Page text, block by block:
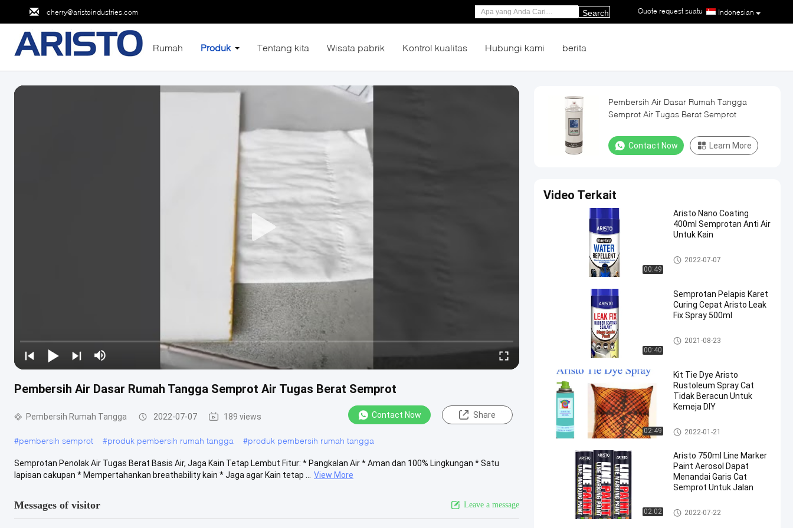
cherry@aristoindustries.com Indonesian
Quote request suatu |
Search
Rumah Produk Tentang kita Wisata pabrik Kontrol kualitas Hubungi kami berita
Pembersih Air Dasar Rumah Tangga Semprot Air Tugas Berat Semprot
Pembersih Rumah Tangga 2022-07-07 189 views Contact Now Share
#pembersih semprot #produk pembersih rumah tangga #produk pembersih rumah tangga
Semprotan Penolak Air Tugas Berat Basis Air, Jaga Kain Tetap Lembut Fitur: * Pangkalan Air * Aman dan 100% Lingkungan * Satu
lapisan cakupan * Mempertahankan breathability kain * Jaga agar Kain tetap ...
View More
Messages of visitor Leave a message
Pembersih Air Dasar Rumah Tangga
Semprot Air Tugas Berat Semprot
Contact Now Learn More
Video Terkait
00:49
Aristo Nano Coating
400ml Semprotan Anti Air
Untuk Kain
Pembersih Rumah Tangga
2022-07-07
00:40
Semprotan Pelapis Karet
Curing Cepat Aristo Leak
Fix Spray 500ml
Pembersih Rumah Tangga
2021-08-23
02:49
Kit Tie Dye Aristo
Rustoleum Spray Cat
Tidak Beracun Untuk
Kemeja DIY
Cat Semprot Kain
2022-01-21
02:02
Aristo 750ml Line Marker
Paint Aerosol Dapat
Menandai Garis Cat
Semprot Untuk Jalan
Menandai Cat Semprot
2022-07-22